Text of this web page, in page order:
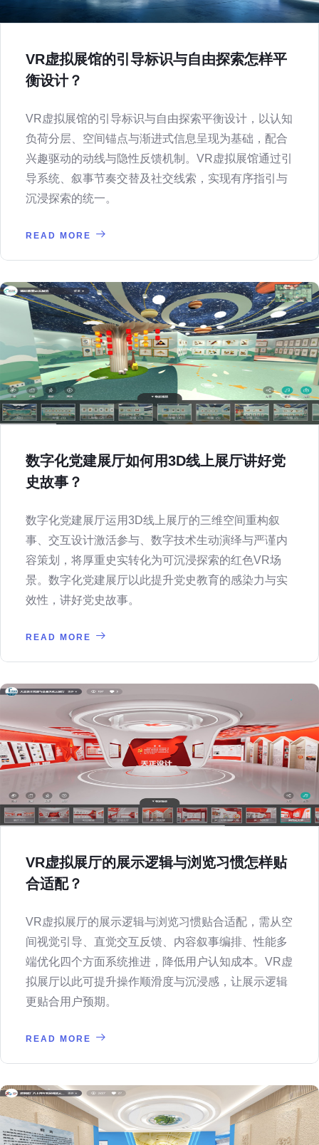
VR虚拟展馆的引导标识与自由探索怎样平
衡设计？
VR虚拟展馆的引导标识与自由探索平衡设计，以认知
负荷分层、空间锚点与渐进式信息呈现为基础，配合
兴趣驱动的动线与隐性反馈机制。VR虚拟展馆通过引
导系统、叙事节奏交替及社交线索，实现有序指引与
沉浸探索的统一。
READ MORE
数字化党建展厅如何用3D线上展厅讲好党
史故事？
数字化党建展厅运用3D线上展厅的三维空间重构叙
事、交互设计激活参与、数字技术生动演绎与严谨内
容策划，将厚重史实转化为可沉浸探索的红色VR场
景。数字化党建展厅以此提升党史教育的感染力与实
效性，讲好党史故事。
READ MORE
VR虚拟展厅的展示逻辑与浏览习惯怎样贴
合适配？
VR虚拟展厅的展示逻辑与浏览习惯贴合适配，需从空
间视觉引导、直觉交互反馈、内容叙事编排、性能多
端优化四个方面系统推进，降低用户认知成本。VR虚
拟展厅以此可提升操作顺滑度与沉浸感，让展示逻辑
更贴合用户预期。
READ MORE